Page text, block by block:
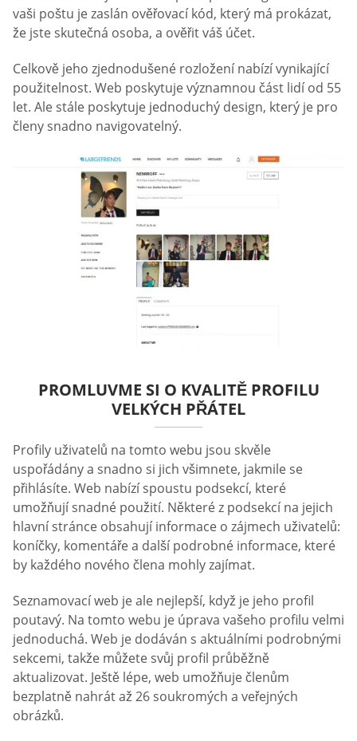
vaši poštu je zaslán ověřovací kód, který má prokázat,
že jste skutečná osoba, a ověřit váš účet.
Celkově jeho zjednodušené rozložení nabízí vynikající
použitelnost. Web poskytuje významnou část lidí od 55
let. Ale stále poskytuje jednoduchý design, který je pro
členy snadno navigovatelný.
PROMLUVME SI O KVALITĚ PROFILU
VELKÝCH PŘÁTEL
Profily uživatelů na tomto webu jsou skvěle
uspořádány a snadno si jich všimnete, jakmile se
přihlásíte. Web nabízí spoustu podsekcí, které
umožňují snadné použití. Některé z podsekcí na jejich
hlavní stránce obsahují informace o zájmech uživatelů:
koníčky, komentáře a další podrobné informace, které
by každého nového člena mohly zajímat.
Seznamovací web je ale nejlepší, když je jeho profil
poutavý. Na tomto webu je úprava vašeho profilu velmi
jednoduchá. Web je dodáván s aktuálními podrobnými
sekcemi, takže můžete svůj profil průběžně
aktualizovat. Ještě lépe, web umožňuje členům
bezplatně nahrát až 26 soukromých a veřejných
obrázků.